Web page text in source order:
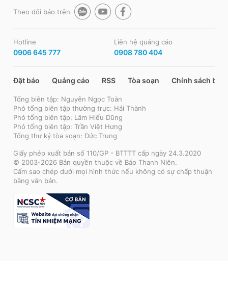
Theo dõi báo trên
Hotline
0906 645 777
Liên hệ quảng cáo
0908 780 404
Đặt báo Quảng cáo RSS Tòa soạn Chính sách bảo
Tổng biên tập: Nguyễn Ngọc Toàn
Phó tổng biên tập thường trực: Hải Thành
Phó tổng biên tập: Lâm Hiếu Dũng
Phó tổng biên tập: Trần Việt Hưng
Tổng thư ký tòa soạn: Đức Trung
Giấy phép xuất bản số 110/GP - BTTTT cấp ngày 24.3.2020
© 2003-2026 Bản quyền thuộc về Báo Thanh Niên.
Cấm sao chép dưới mọi hình thức nếu không có sự chấp thuận
bằng văn bản.